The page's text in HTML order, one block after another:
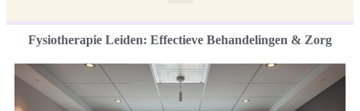
Fysiotherapie Leiden: Effectieve Behandelingen & Zorg